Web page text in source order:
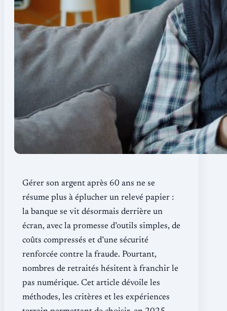
Gérer son argent après 60 ans ne se
résume plus à éplucher un relevé papier :
la banque se vit désormais derrière un
écran, avec la promesse d’outils simples, de
coûts compressés et d’une sécurité
renforcée contre la fraude. Pourtant,
nombres de retraités hésitent à franchir le
pas numérique. Cet article dévoile les
méthodes, les critères et les expériences